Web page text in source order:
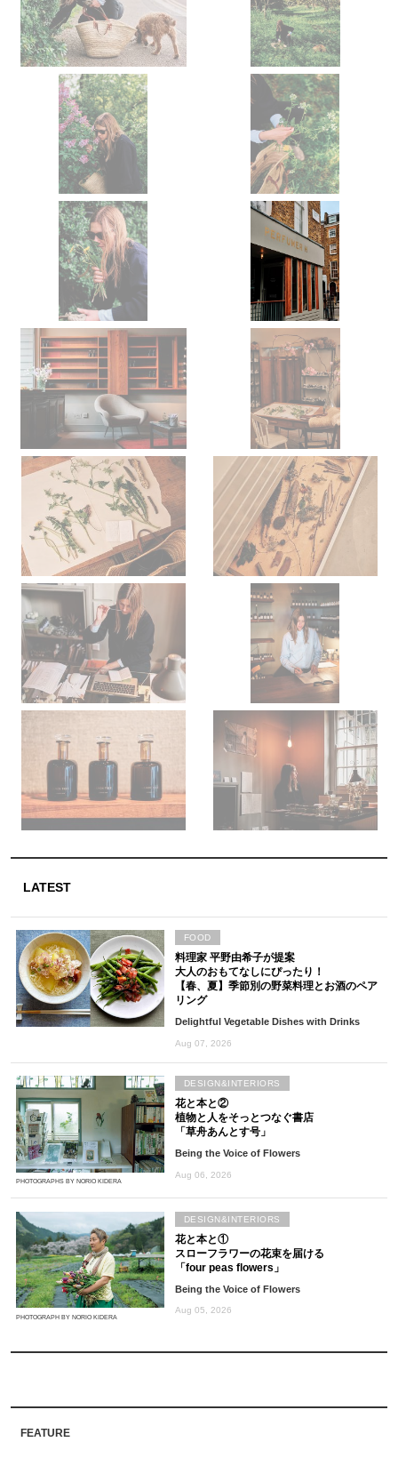
LATEST
料理家 平野由希子が提案
大人のおもてなしにぴったり！
【春、夏】季節別の野菜料理とお酒のペア
リング
Delightful Vegetable Dishes with Drinks
Aug 07, 2026
FOOD
PHOTOGRAPHS BY NORIO KIDERA
花と本と②
植物と人をそっとつなぐ書店
「草舟あんとす号」
Being the Voice of Flowers
Aug 06, 2026
DESIGN&INTERIORS
PHOTOGRAPH BY NORIO KIDERA
花と本と①
スローフラワーの花束を届ける
「four peas flowers」
Being the Voice of Flowers
Aug 05, 2026
DESIGN&INTERIORS
FEATURE